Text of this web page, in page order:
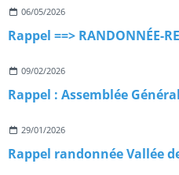
06/05/2026
Rappel ==> RANDONNÉE-
09/02/2026
29/01/2026